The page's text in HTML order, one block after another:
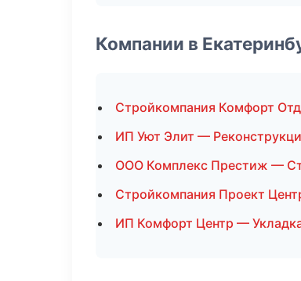
Компании в
Стройкомпания Комфорт
ИП Уют Элит —
ООО Комплекс Престиж —
Стройкомпания Проект
ИП Комфорт Центр —